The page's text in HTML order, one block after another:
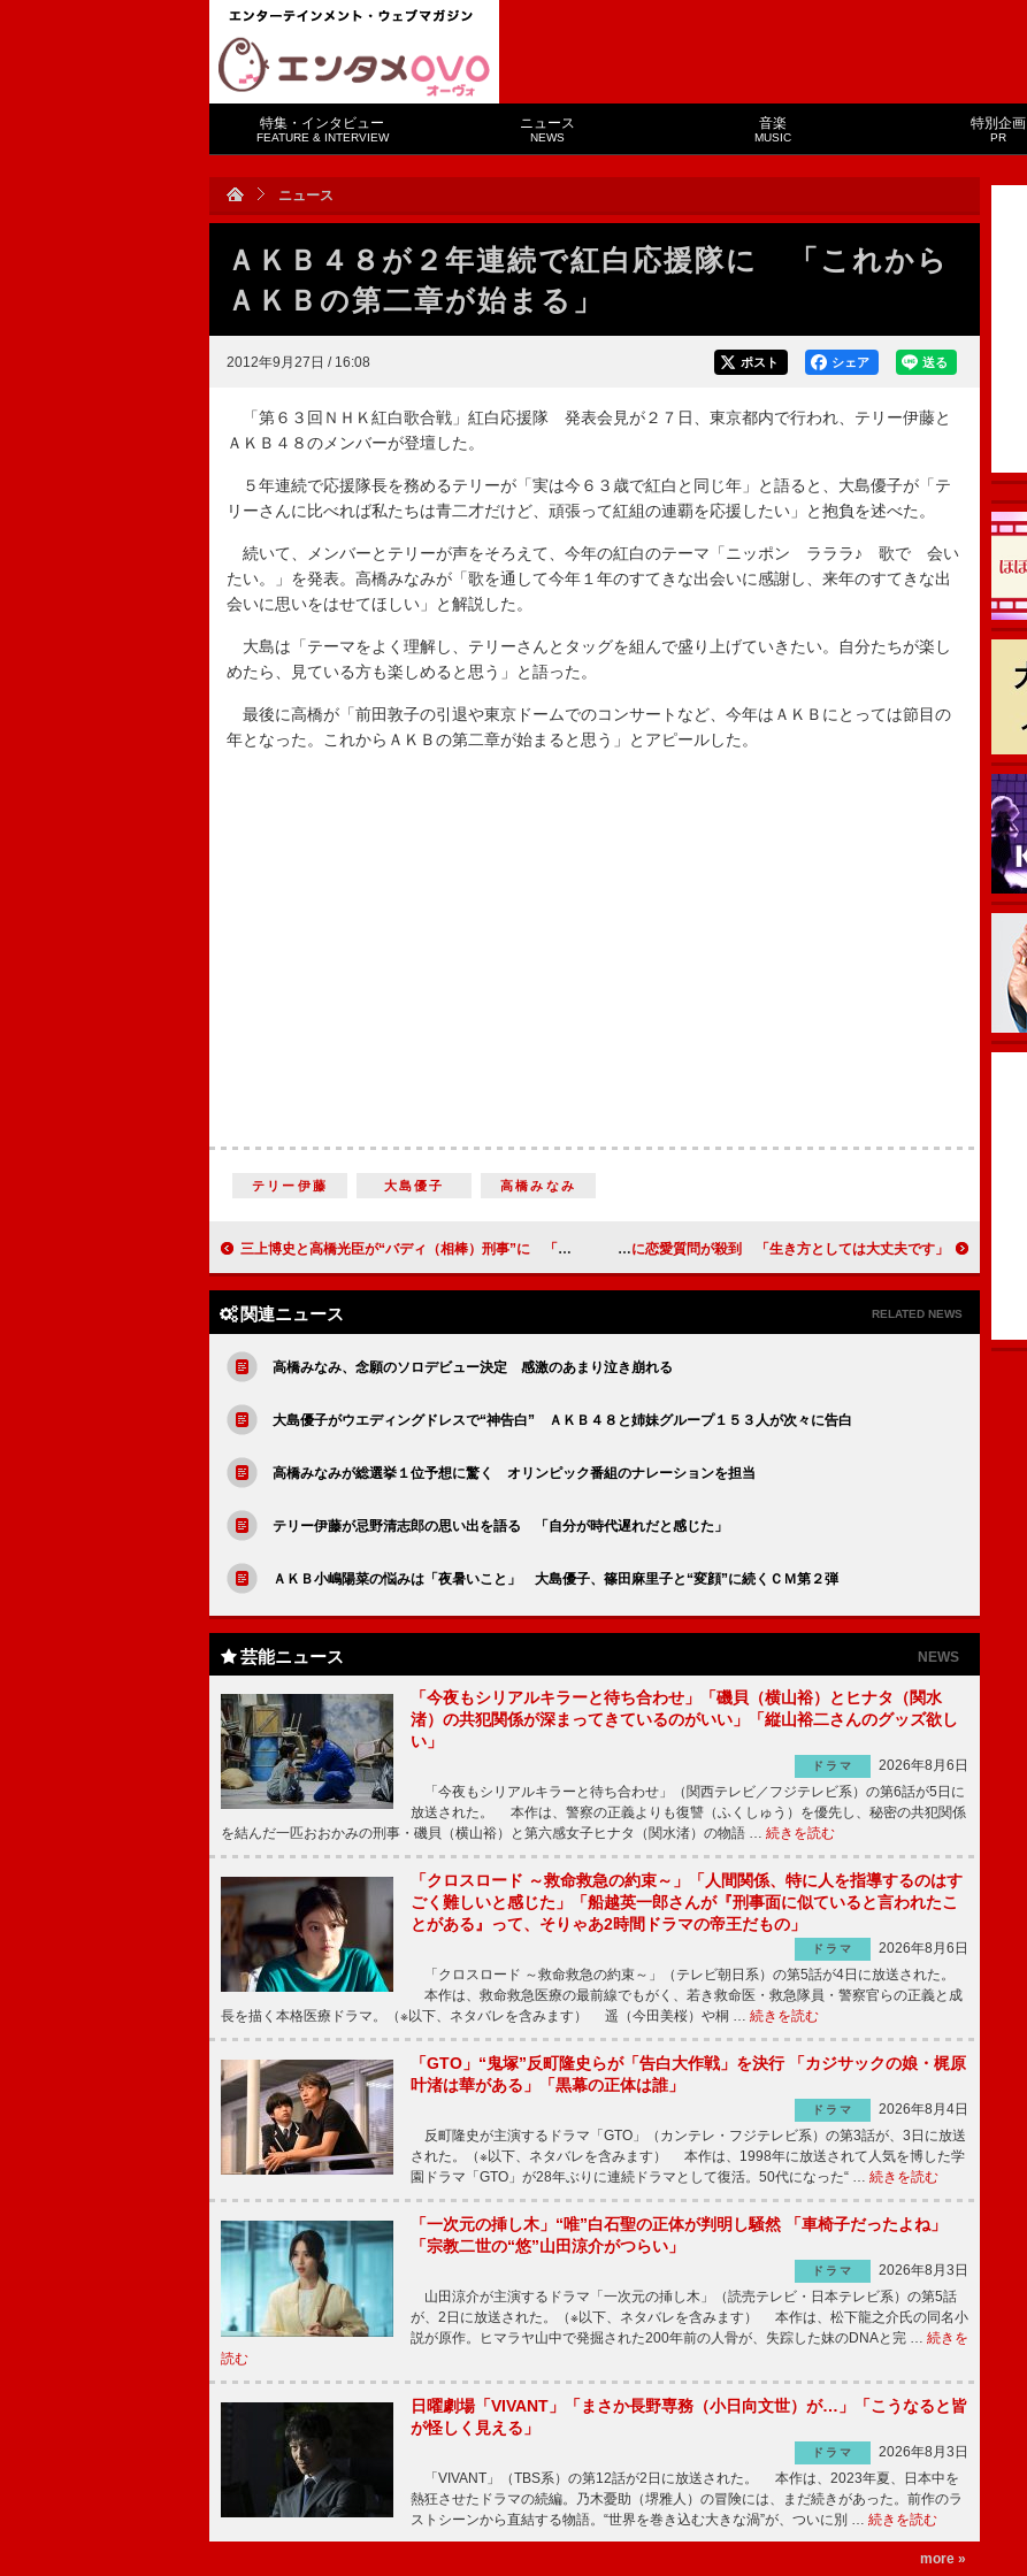
特集・インタビュー
FEATURE & INTERVIEW
ニュース
NEWS
音楽
MUSIC
特別企画
PR
ニュース
ＡＫＢ４８が２年連続で紅白応援隊に 「これから
ＡＫＢの第二章が始まる」
2012年9月27日 / 16:08 送る
シェア
ポスト
「第６３回ＮＨＫ紅白歌合戦」紅白応援隊 発表会見が２７日、東京都内で行われ、テリー伊藤と
ＡＫＢ４８のメンバーが登壇した。
５年連続で応援隊長を務めるテリーが「実は今６３歳で紅白と同じ年」と語ると、大島優子が「テ
リーさんに比べれば私たちは青二才だけど、頑張って紅組の連覇を応援したい」と抱負を述べた。
続いて、メンバーとテリーが声をそろえて、今年の紅白のテーマ「ニッポン ラララ♪ 歌で 会い
たい。」を発表。高橋みなみが「歌を通して今年１年のすてきな出会いに感謝し、来年のすてきな出
会いに思いをはせてほしい」と解説した。
大島は「テーマをよく理解し、テリーさんとタッグを組んで盛り上げていきたい。自分たちが楽し
めたら、見ている方も楽しめると思う」と語った。
最後に高橋が「前田敦子の引退や東京ドームでのコンサートなど、今年はＡＫＢにとっては節目の
年となった。これからＡＫＢの第二章が始まると思う」とアピールした。
テリー伊藤 大島優子 高橋みなみ
三上博史と高橋光臣が“バディ（相棒）刑事”に 「せりふが鼻から出てくるほどしゃべっている」 相武紗季に恋愛質問が殺到 「生き方としては大丈夫です」
関連ニュース RELATED NEWS
高橋みなみ、念願のソロデビュー決定 感激のあまり泣き崩れる
大島優子がウエディングドレスで“神告白” ＡＫＢ４８と姉妹グループ１５３人が次々に告白
高橋みなみが総選挙１位予想に驚く オリンピック番組のナレーションを担当
テリー伊藤が忌野清志郎の思い出を語る 「自分が時代遅れだと感じた」
ＡＫＢ小嶋陽菜の悩みは「夜暑いこと」 大島優子、篠田麻里子と“変顔”に続くＣＭ第２弾
芸能ニュース NEWS
「今夜もシリアルキラーと待ち合わせ」「磯貝（横山裕）とヒナタ（関水
渚）の共犯関係が深まってきているのがいい」「縦山裕二さんのグッズ欲し
い」
ドラマ
2026年8月6日
「今夜もシリアルキラーと待ち合わせ」（関西テレビ／フジテレビ系）の第6話が5日に
放送された。 本作は、警察の正義よりも復讐（ふくしゅう）を優先し、秘密の共犯関係
を結んだ一匹おおかみの刑事・磯貝（横山裕）と第六感女子ヒナタ（関水渚）の物語 … 続きを読む
「クロスロード ～救命救急の約束～」「人間関係、特に人を指導するのはす
ごく難しいと感じた」「船越英一郎さんが『刑事面に似ていると言われたこ
とがある』って、そりゃあ2時間ドラマの帝王だもの」
ドラマ
2026年8月6日
「クロスロード ～救命救急の約束～」（テレビ朝日系）の第5話が4日に放送された。
本作は、救命救急医療の最前線でもがく、若き救命医・救急隊員・警察官らの正義と成
長を描く本格医療ドラマ。（※以下、ネタバレを含みます） 遥（今田美桜）や桐 … 続きを読む
「GTO」“鬼塚”反町隆史らが「告白大作戦」を決行 「カジサックの娘・梶原
叶渚は華がある」「黒幕の正体は誰」
ドラマ
2026年8月4日
反町隆史が主演するドラマ「GTO」（カンテレ・フジテレビ系）の第3話が、3日に放送
された。（※以下、ネタバレを含みます） 本作は、1998年に放送されて人気を博した学
園ドラマ「GTO」が28年ぶりに連続ドラマとして復活。50代になった“ … 続きを読む
「一次元の挿し木」“唯”白石聖の正体が判明し騒然 「車椅子だったよね」
「宗教二世の“悠”山田涼介がつらい」
ドラマ
2026年8月3日
山田涼介が主演するドラマ「一次元の挿し木」（読売テレビ・日本テレビ系）の第5話
が、2日に放送された。（※以下、ネタバレを含みます） 本作は、松下龍之介氏の同名小
説が原作。ヒマラヤ山中で発掘された200年前の人骨が、失踪した妹のDNAと完 … 続きを
読む
日曜劇場「VIVANT」「まさか長野専務（小日向文世）が…」「こうなると皆
が怪しく見える」
ドラマ
2026年8月3日
「VIVANT」（TBS系）の第12話が2日に放送された。 本作は、2023年夏、日本中を
熱狂させたドラマの続編。乃木憂助（堺雅人）の冒険には、まだ続きがあった。前作のラ
ストシーンから直結する物語。“世界を巻き込む大きな渦”が、ついに別 … 続きを読む
more »